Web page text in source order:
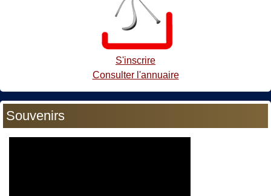
S'inscrire
Consulter l'annuaire
Souvenirs